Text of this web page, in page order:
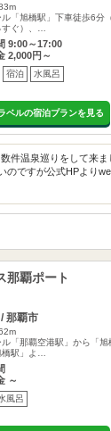
「旭橋駅」下車徒歩6分
ぐ）、…
9:00～17:00
2,000円～
宿泊 水風呂
ベルの宿泊プランを見る
件温泉巡りをして来ま
のですが公式HPより
那覇ポート
那覇市
「那覇空港駅」から「旭
駅」よ…
～
風呂